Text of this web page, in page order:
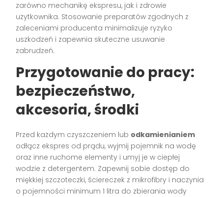
zarówno mechanikę ekspresu, jak i zdrowie
użytkownika. Stosowanie preparatów zgodnych z
zaleceniami producenta minimalizuje ryzyko
uszkodzeń i zapewnia skuteczne usuwanie
zabrudzeń.
Przygotowanie do pracy:
bezpieczeństwo,
akcesoria, środki
Przed każdym czyszczeniem lub odkamienianiem
odłącz ekspres od prądu, wyjmij pojemnik na wodę
oraz inne ruchome elementy i umyj je w ciepłej
wodzie z detergentem. Zapewnij sobie dostęp do
miękkiej szczoteczki, ściereczek z mikrofibry i naczynia
o pojemności minimum 1 litra do zbierania wody